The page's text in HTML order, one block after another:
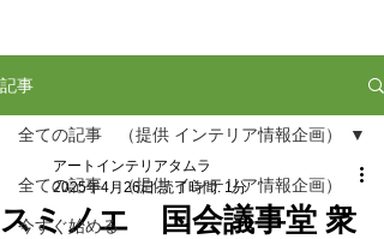
記事
全ての記事 （提供 インテリア情報企画）
今すぐ始める
全ての記事 （提供 インテリア情報企画）
スミノエ 国会議事堂 衆
アートインテリアタムラ
2025年4月26日 読了時間: 1分